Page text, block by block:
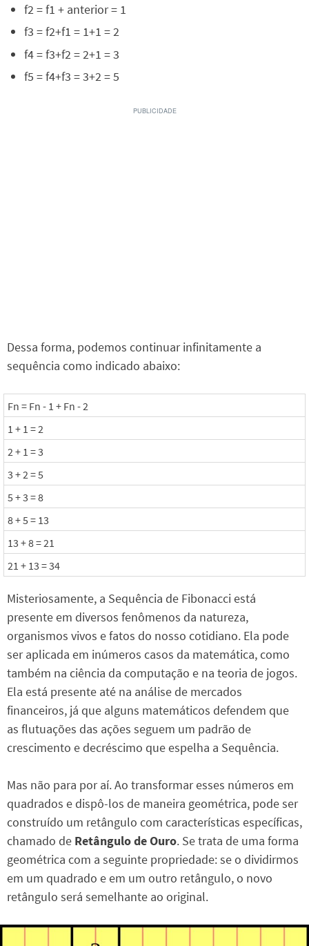
f2 = f1 + anterior = 1
f3 = f2+f1 = 1+1 = 2
f4 = f3+f2 = 2+1 = 3
f5 = f4+f3 = 3+2 = 5
Dessa forma, podemos continuar infinitamente a
sequência como indicado abaixo:
Fn = Fn - 1 + Fn - 2
1 + 1 = 2
2 + 1 = 3
3 + 2 = 5
5 + 3 = 8
8 + 5 = 13
13 + 8 = 21
21 + 13 = 34
Misteriosamente, a Sequência de Fibonacci está
presente em diversos fenômenos da natureza,
organismos vivos e fatos do nosso cotidiano. Ela pode
ser aplicada em inúmeros casos da matemática, como
também na ciência da computação e na teoria de jogos.
Ela está presente até na análise de mercados
financeiros, já que alguns matemáticos defendem que
as flutuações das ações seguem um padrão de
crescimento e decréscimo que espelha a Sequência.
Mas não para por aí. Ao transformar esses números em
quadrados e dispô-los de maneira geométrica, pode ser
construído um retângulo com características específicas,
chamado de Retângulo de Ouro. Se trata de uma forma
geométrica com a seguinte propriedade: se o dividirmos
em um quadrado e em um outro retângulo, o novo
retângulo será semelhante ao original.